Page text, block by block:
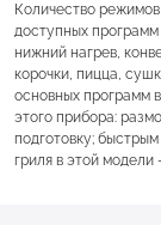
Количество
доступных программ
нижний нагрев,
корочки, пицца,
основных программ
этого прибора:
подготовку;
гриля в этой